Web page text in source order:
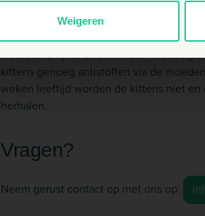
Weigeren
In Nederland wordt gelukkig standaard
weerstand op te bouwen. Een
kittens genoeg antistoffen via de
weken leeftijd worden de kittens niet en
herhalen.
Vragen?
Neem gerust contact op met ons op: